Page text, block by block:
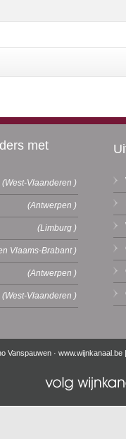
met
(West-Vlaanderen )
(Antwerpen )
(Limburg )
Vlaams-Brabant )
(Antwerpen )
(West-Vlaanderen )
Vanspauwen · www.wijnkanaal.be